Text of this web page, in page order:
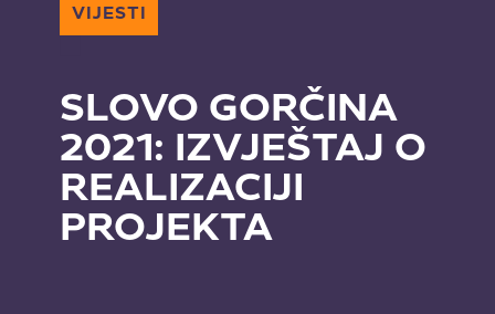
VIJESTI
SLOVO GORČINA
2021: IZVJEŠTAJ O
REALIZACIJI
PROJEKTA